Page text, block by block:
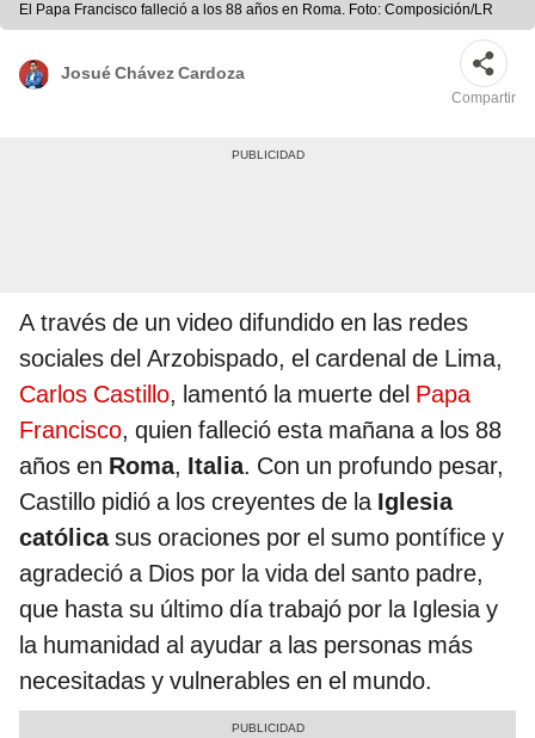
El Papa Francisco falleció a los 88 años en Roma. Foto: Composición/LR
Josué Chávez Cardoza
Compartir
A través de un video difundido en las redes
sociales del Arzobispado, el cardenal de Lima,
Carlos Castillo, lamentó la muerte del Papa
Francisco, quien falleció esta mañana a los 88
años en Roma, Italia. Con un profundo pesar,
Castillo pidió a los creyentes de la Iglesia
católicasus oraciones por el sumo pontífice y
agradeció a Dios por la vida del santo padre,
que hasta su último día trabajó por la Iglesia y
la humanidad al ayudar a las personas más
necesitadas y vulnerables en el mundo.